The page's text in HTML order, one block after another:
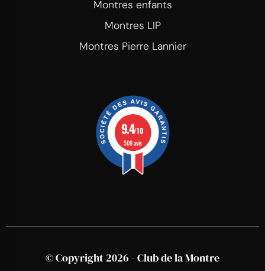
Montres enfants
Montres LIP
Montres Pierre Lannier
9.4/10
508 avis
© Copyright 2026 - Club de la Montre